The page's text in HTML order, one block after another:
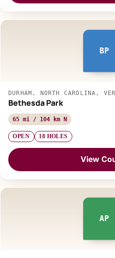
BP
DURHAM, NORTH CAROLINA,
Bethesda Park
65 mi / 104 km N
OPEN 18 HOLES
View
AP